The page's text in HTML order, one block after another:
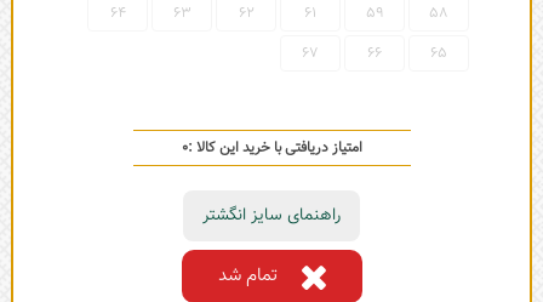
58
59
61
62
63
64
65
66
67
امتیاز دریافتی با خرید این کالا :0
راهنمای سایز انگشتر
تمام شد